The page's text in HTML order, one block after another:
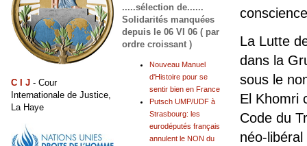
La Lutte
dans la
sous le
El Khomri
Code du
néo-
.....sélection de......
Solidarités manquées
depuis le 06 VI 06 ( par
ordre croissant )
Nouveau Manuel
d'Histoire pour se
sentir bien en France
Putsch UMP/UDF à
Strasbourg: les
eurodéputés français
annulent le NON du
C I J - Cour
Internationale de Justice,
La Haye